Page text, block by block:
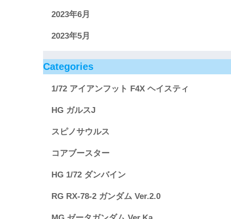
2023年6月
2023年5月
Categories
1/72 アイアンフット F4X ヘイスティ
HG ガルスJ
スピノサウルス
コアブースター
HG 1/72 ダンバイン
RG RX-78-2 ガンダム Ver.2.0